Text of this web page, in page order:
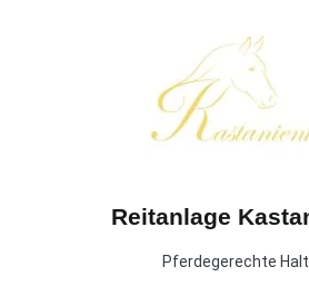
Reitanlage
Pferdegerechte